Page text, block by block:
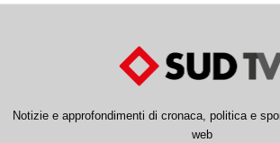
Notizie e approfondimenti di cronaca, politica e
web